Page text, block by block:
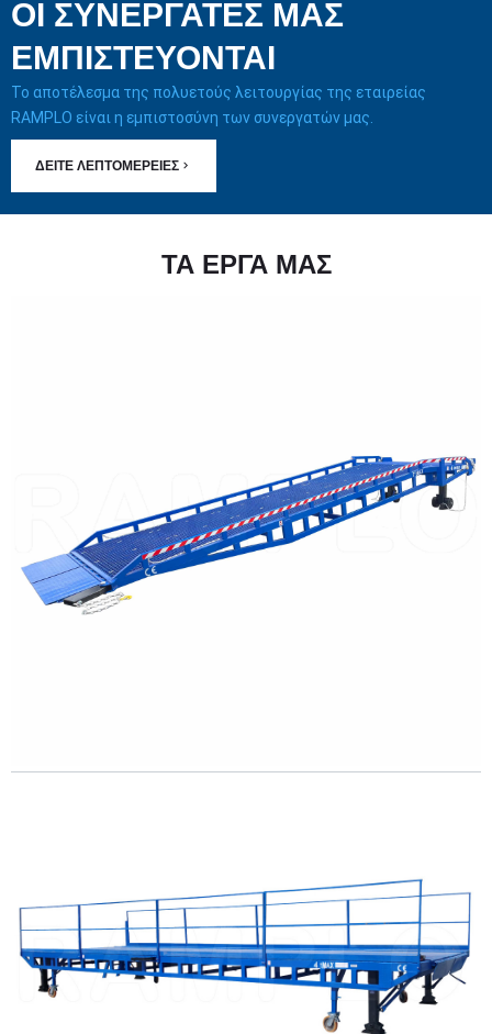
ΟΙ ΣΥΝΕΡΓΆΤΕΣ ΜΑΣ
ΕΜΠΙΣΤΕΎΟΝΤΑΙ
Το αποτέλεσμα της πολυετούς λειτουργίας της εταιρείας
RAMPLO είναι η εμπιστοσύνη των συνεργατών μας.
ΔΕΊΤΕ ΛΕΠΤΟΜΈΡΕΙΕΣ
ΤΑ ΕΡΓΑ ΜΑΣ